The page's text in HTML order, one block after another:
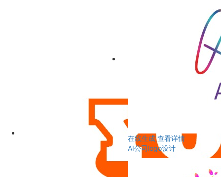
在线生成 查看详情
AI公司logo设计